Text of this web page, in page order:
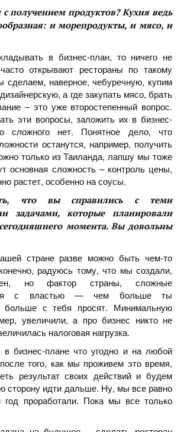
с получением продуктов? Кухня ведь
и морепродукты, и мясо, и
в бизнес-план, то ничего не
открывают рестораны по такому
сделаем, наверное, чебуречную, купим
а где закупать мясо, брать
– это уже второстепенный вопрос.
эти вопросы, заложить их в бизнес-
сложного нет. Понятное дело, что
останутся, например, получить
только из Таиланда, лапшу мы тоже
основная сложность – контроль цены,
растет, особенно на соусы.
что вы справились с теми
задачами, которые планировали
момента. Вы довольны
стране разве можно быть чем-то
радуюсь тому, что мы создали,
но фактор страны, сложные
с властью — чем больше ты
больше с тебя просят. Минимальную
увеличили, а про бизнес никто не
налоговая нагрузка.
в бизнес-плане что угодно и на любой
того, как мы проживем это время,
результат своих действий и будем
сторону идти дальше. Ну, мы все равно
год проработали. Пока мы все только